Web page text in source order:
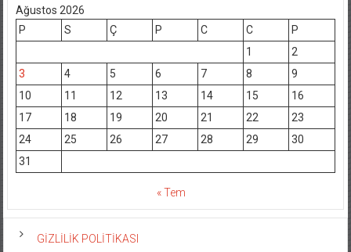
Ağustos 2026
P
S Ç P C C
P
1
2
3
4 5 6 7 8
9
10
11 12 13 14 15
16
17
18 19 20 21 22
23
24
25 26 27 28 29
30
31
« Tem
GİZLİLİK POLİTİKASI